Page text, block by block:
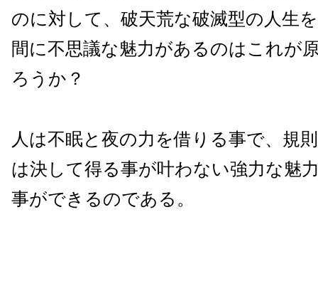
のに対して、破天荒な破滅型の人生
間に不思議な魅力があるのはこれが
ろうか？
人は不眠と夜の力を借りる事で、規
は決して得る事が叶わない強力な魅
事ができるのである。